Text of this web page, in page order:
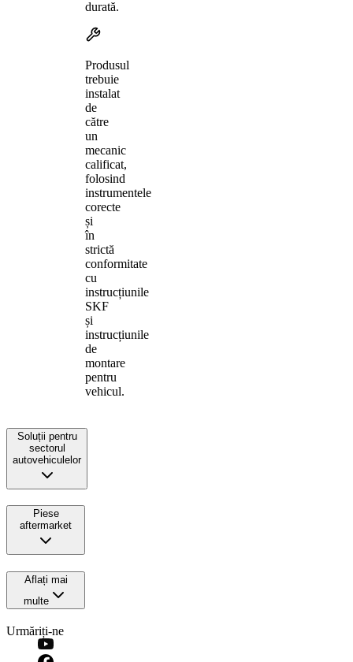
durată.
Produsul
trebuie
instalat
de
către
un
mecanic
calificat,
folosind
instrumentele
corecte
și
în
strictă
conformitate
cu
instrucțiunile
SKF
și
instrucțiunile
de
montare
pentru
vehicul.
Soluții pentru
sectorul
autovehiculelor
Piese
aftermarket
Aflați mai
multe
Urmăriți-ne